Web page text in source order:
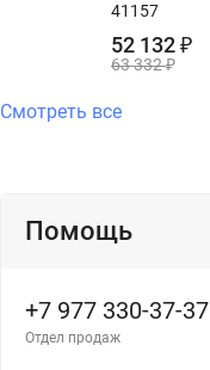
41157
52 132₽
63 332₽
Смотреть все
Помощь
+7 977 330-37-37
Отдел продаж